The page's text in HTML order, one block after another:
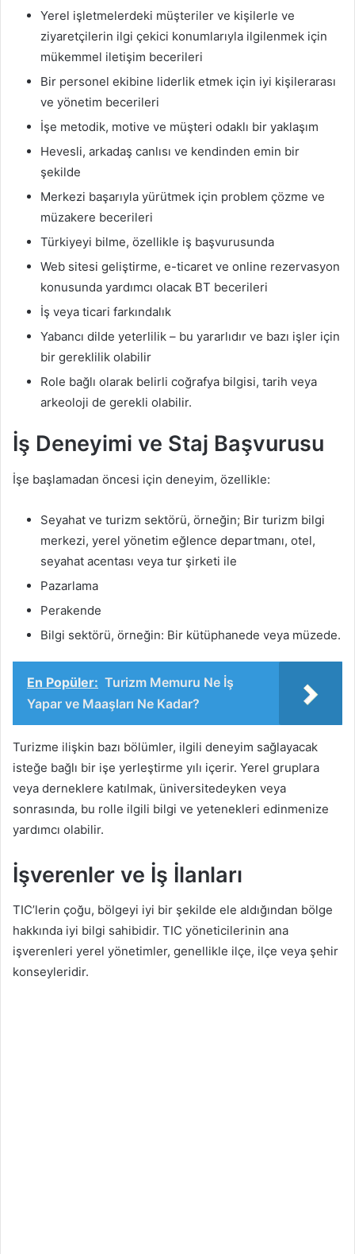
Yerel işletmelerdeki müşteriler ve kişilerle ve
ziyaretçilerin ilgi çekici konumlarıyla ilgilenmek için
mükemmel iletişim becerileri
Bir personel ekibine liderlik etmek için iyi kişilerarası
ve yönetim becerileri
İşe metodik, motive ve müşteri odaklı bir yaklaşım
Hevesli, arkadaş canlısı ve kendinden emin bir
şekilde
Merkezi başarıyla yürütmek için problem çözme ve
müzakere becerileri
Türkiyeyi bilme, özellikle iş başvurusunda
Web sitesi geliştirme, e-ticaret ve online rezervasyon
konusunda yardımcı olacak BT becerileri
İş veya ticari farkındalık
Yabancı dilde yeterlilik – bu yararlıdır ve bazı işler için
bir gereklilik olabilir
Role bağlı olarak belirli coğrafya bilgisi, tarih veya
arkeoloji de gerekli olabilir.
İş Deneyimi ve Staj Başvurusu
İşe başlamadan öncesi için deneyim, özellikle:
Seyahat ve turizm sektörü, örneğin; Bir turizm bilgi
merkezi, yerel yönetim eğlence departmanı, otel,
seyahat acentası veya tur şirketi ile
Pazarlama
Perakende
Bilgi sektörü, örneğin: Bir kütüphanede veya müzede.
En Popüler: Turizm Memuru Ne İş
Yapar ve Maaşları Ne Kadar?
Turizme ilişkin bazı bölümler, ilgili deneyim sağlayacak
isteğe bağlı bir işe yerleştirme yılı içerir. Yerel gruplara
veya derneklere katılmak, üniversitedeyken veya
sonrasında, bu rolle ilgili bilgi ve yetenekleri edinmenize
yardımcı olabilir.
İşverenler ve İş İlanları
TIC’lerin çoğu, bölgeyi iyi bir şekilde ele aldığından bölge
hakkında iyi bilgi sahibidir. TIC yöneticilerinin ana
işverenleri yerel yönetimler, genellikle ilçe, ilçe veya şehir
konseyleridir.